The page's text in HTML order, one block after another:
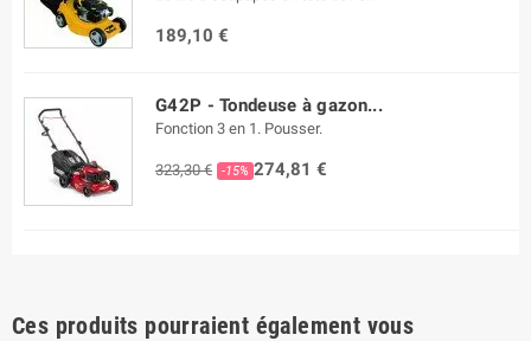
189,10 €
G42P - Tondeuse à gazon...
Fonction 3 en 1. Pousser.
323,30 € -15% 274,81 €
Ces produits pourraient également vous